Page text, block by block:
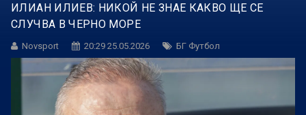
ИЛИАН ИЛИЕВ: НИКОЙ НЕ ЗНАЕ КАКВО ЩЕ СЕ
СЛУЧВА В ЧЕРНО МОРЕ
Novsport 20:29 25.05.2026 БГ Футбол